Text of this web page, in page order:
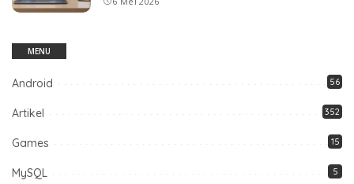
MENU
Android 56
Artikel 352
Games 15
MySQL 5